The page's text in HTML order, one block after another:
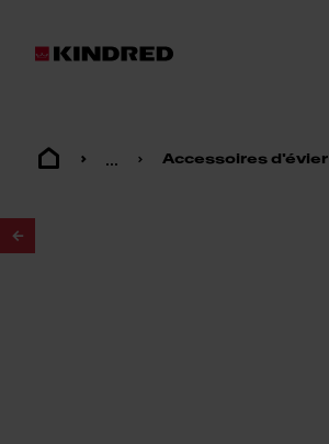
... Accessoires d'évier